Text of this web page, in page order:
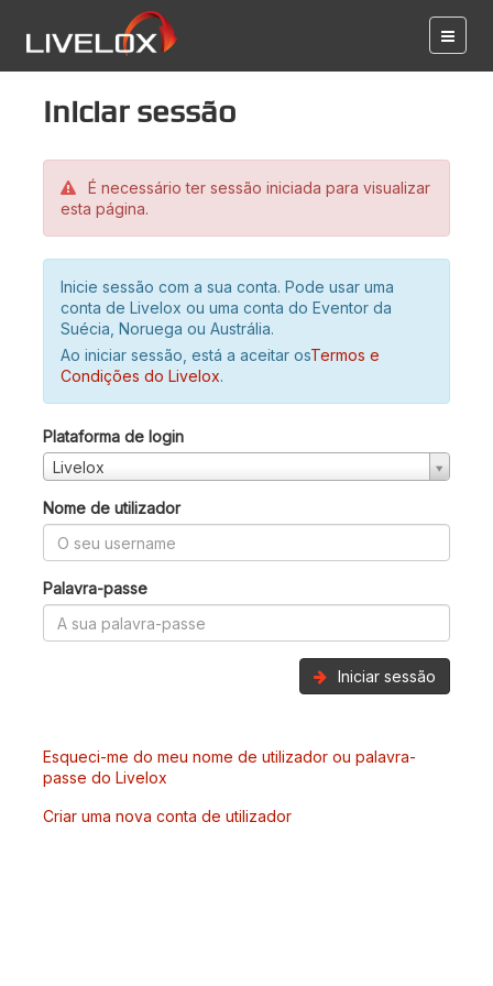
Iniciar sessão
É necessário ter sessão iniciada para visualizar
esta página.
Inicie sessão com a sua conta. Pode usar uma
conta de Livelox ou uma conta do Eventor da
Suécia, Noruega ou Austrália.
Ao iniciar sessão, está a aceitar osTermos e
Condições do Livelox.
Plataforma de login
Livelox
Nome de utilizador
Palavra-passe
Iniciar sessão
Esqueci-me do meu nome de utilizador ou palavra-
passe do Livelox
Criar uma nova conta de utilizador